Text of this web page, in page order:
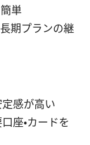
単
期プランの継
感が高い
座・カードを